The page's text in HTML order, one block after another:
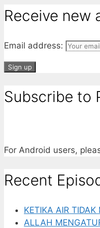
Receive new
Email address:
Subscribe to
For Android users,
Recent
KETIKA AIR
ALLAH